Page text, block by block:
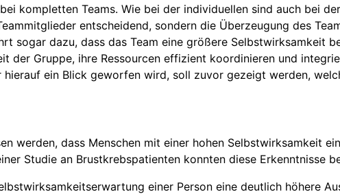
kompletten Teams. Wie bei der individuellen sind auch bei
entscheidend, sondern die Überzeugung des
sogar dazu, dass das Team eine größere Selbstwirksamkeit
der Gruppe, ihre Ressourcen effizient koordinieren und
ein Blick geworfen wird, soll zuvor gezeigt werden,
werden, dass Menschen mit einer hohen Selbstwirksamkeit
Studie an Brustkrebspatienten konnten diese Erkenntnisse
einer Person eine deutlich höhere